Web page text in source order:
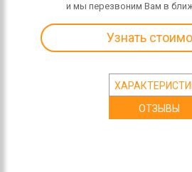
и мы перезвоним Вам в
Узнать
ОТЗЫВЫ